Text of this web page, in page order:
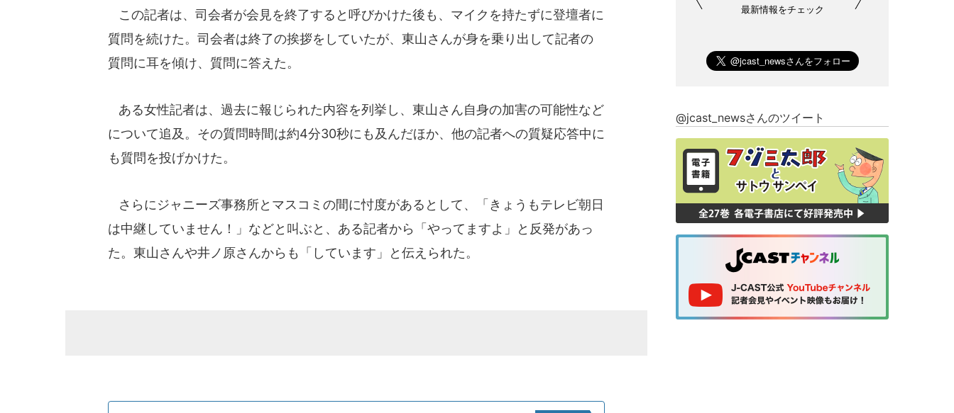
この記者は、司会者が会見を終了すると呼びかけた後も、マイクを持たずに登壇者に
質問を続けた。司会者は終了の挨拶をしていたが、東山さんが身を乗り出して記者の
質問に耳を傾け、質問に答えた。
ある女性記者は、過去に報じられた内容を列挙し、東山さん自身の加害の可能性など
について追及。その質問時間は約4分30秒にも及んだほか、他の記者への質疑応答中に
も質問を投げかけた。
さらにジャニーズ事務所とマスコミの間に忖度があるとして、「きょうもテレビ朝日
は中継していません！」などと叫ぶと、ある記者から「やってますよ」と反発があっ
た。東山さんや井ノ原さんからも「しています」と伝えられた。
最新情報をチェック
@jcast_newsさんのツイート